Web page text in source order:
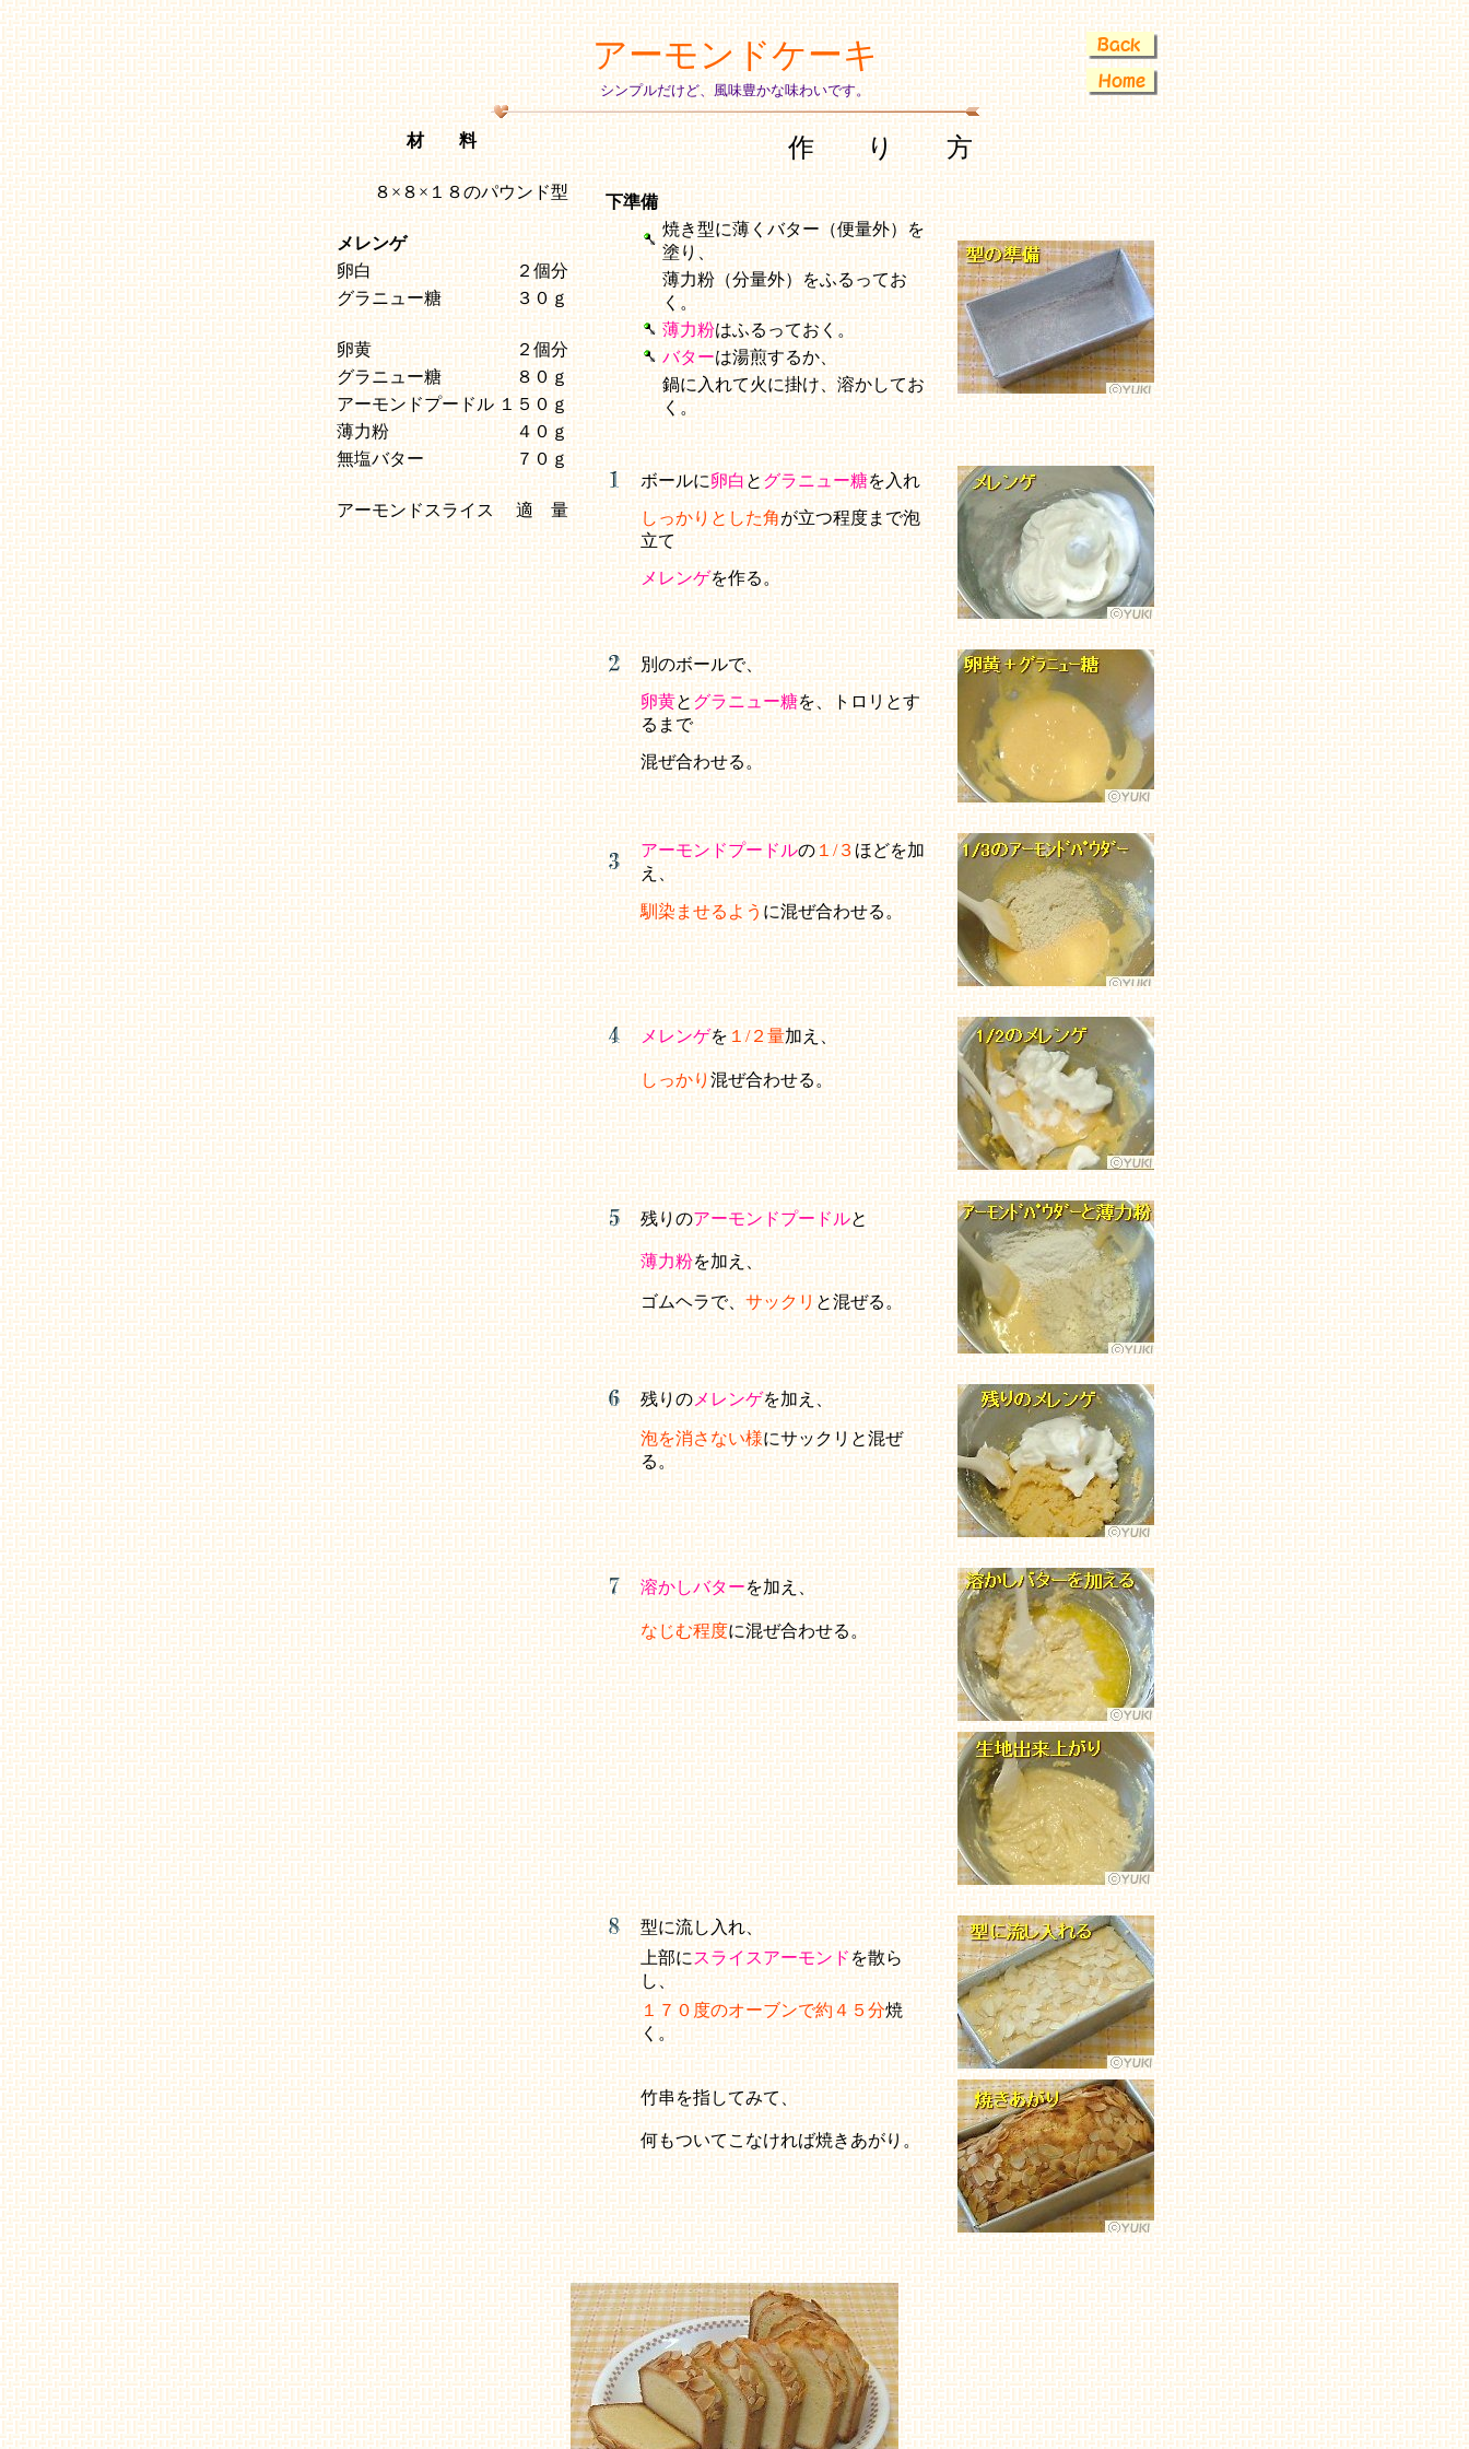
アーモンドケーキ
シンプルだけど、風味豊かな味わいです。
材 料
８×８×１８のパウンド型
メレンゲ
卵白
２個分
グラニュー糖
３０ｇ
卵黄
２個分
グラニュー糖
８０ｇ
アーモンドプードル １５０ｇ
薄力粉
４０ｇ
無塩バター
７０ｇ
アーモンドスライス 適 量
作 り 方
下準備
焼き型に薄くバター（便量外）を
塗り、
薄力粉（分量外）をふるってお
く。
薄力粉はふるっておく。
バターは湯煎するか、
鍋に入れて火に掛け、溶かしてお
く。
ボールに卵白とグラニュー糖を入れ
しっかりとした角が立つ程度まで泡
立て
メレンゲを作る。
別のボールで、
卵黄とグラニュー糖を、トロリとす
るまで
混ぜ合わせる。
アーモンドプードルの１/３ほどを加
え、
馴染ませるように混ぜ合わせる。
メレンゲを１/２量加え、
しっかり混ぜ合わせる。
残りのアーモンドプードルと
薄力粉を加え、
ゴムヘラで、サックリと混ぜる。
残りのメレンゲを加え、
泡を消さない様にサックリと混ぜ
る。
溶かしバターを加え、
なじむ程度に混ぜ合わせる。
型に流し入れ、
上部にスライスアーモンドを散ら
し、
１７０度のオーブンで約４５分焼
く。
竹串を指してみて、
何もついてこなければ焼きあがり。